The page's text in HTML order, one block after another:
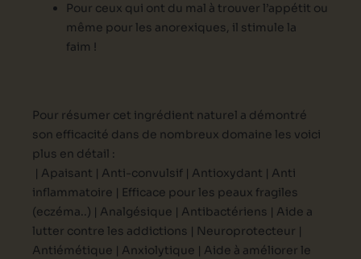
Pour ceux qui ont du mal à trouver l’appétit ou
même pour les anorexiques, il stimule la
faim !
Pour résumer cet ingrédient naturel a démontré
son efficacité dans de nombreux domaine les voici
plus en détail :
| Apaisant | Anti-convulsif | Antioxydant | Anti
inflammatoire | Efficace pour les peaux fragiles
(eczéma..) | Analgésique | Antibactériens | Aide a
lutter contre les addictions | Neuroprotecteur |
Antiémétique | Anxiolytique | Aide à améliorer le